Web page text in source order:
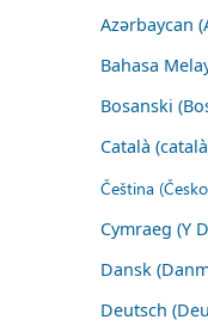
Azərbaycan
Bahasa
Bosanski
Català
Čeština
Cymraeg (Y
Dansk
Deutsch